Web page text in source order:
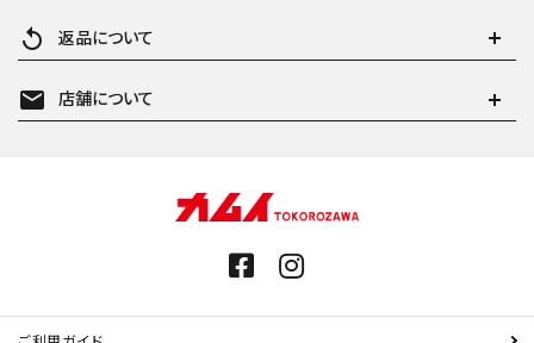
replay 返品について
mail 店舗について